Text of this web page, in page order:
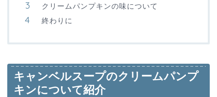
クリームパンプキンの味について
終わりに
キャンベルスープのクリームパンプ
キンについて紹介